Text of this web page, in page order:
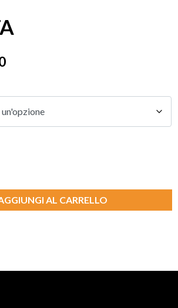
AL CARRELLO